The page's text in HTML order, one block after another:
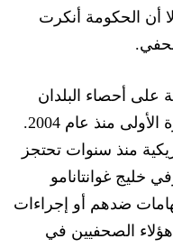
أن الحكومة أنكرت
على أحصاء البلدان
منذ عام 2004.
منذ سنوات تحتجز
خليج غوانتانامو
ضدهم أو إجراءات
الصحفيين في